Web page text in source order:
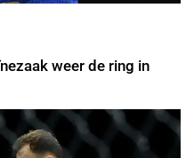
weer de ring in